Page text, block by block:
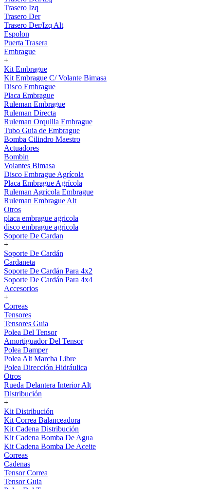
Trasero Izq
Trasero Der
Trasero Der/Izq Alt
Espolon
Puerta Trasera
Embrague
+
Kit Embrague
Kit Embrague C/ Volante Bimasa
Disco Embrague
Placa Embrague
Ruleman Embrague
Ruleman Directa
Ruleman Orquilla Embrague
Tubo Guia de Embrague
Bomba Cilindro Maestro
Actuadores
Bombin
Volantes Bimasa
Disco Embrague Agrícola
Placa Embrague Agrícola
Ruleman Agricola Embrague
Ruleman Embrague Alt
Otros
placa embrague agricola
disco embrague agricola
Soporte De Cardan
+
Soporte De Cardán
Cardaneta
Soporte De Cardán Para 4x2
Soporte De Cardán Para 4x4
Accesorios
+
Correas
Tensores
Tensores Guia
Polea Del Tensor
Amortiguador Del Tensor
Polea Damper
Polea Alt Marcha Libre
Polea Dirección Hidráulica
Otros
Rueda Delantera Interior Alt
Distribución
+
Kit Distribución
Kit Correa Balanceadora
Kit Cadena Distribución
Kit Cadena Bomba De Agua
Kit Cadena Bomba De Aceite
Correas
Cadenas
Tensor Correa
Tensor Guia